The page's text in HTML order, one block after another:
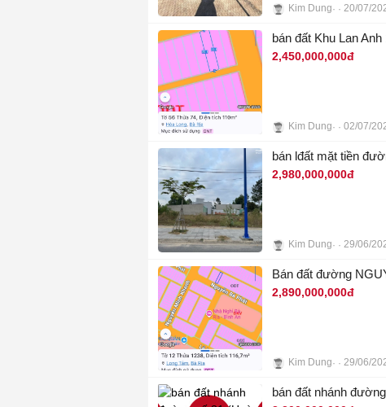
Kim Dung 20/07/
bán đất Khu Lan
2,450,000,000đ
Kim Dung 02/07/
bán lđất mặt tiền
2,980,000,000đ
Kim Dung 29/06/
Bán đất đường
2,890,000,000đ
Kim Dung 29/06/
bán đất nhánh